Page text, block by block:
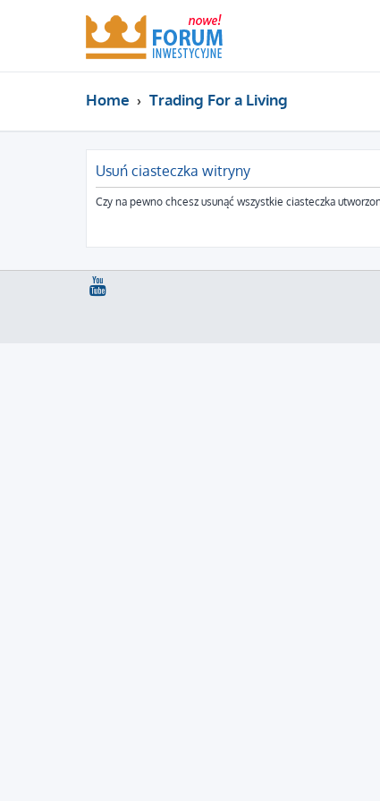
Home Trading For a Living
Usuń ciasteczka witryny
Czy na pewno chcesz usunąć wszystkie ciasteczka